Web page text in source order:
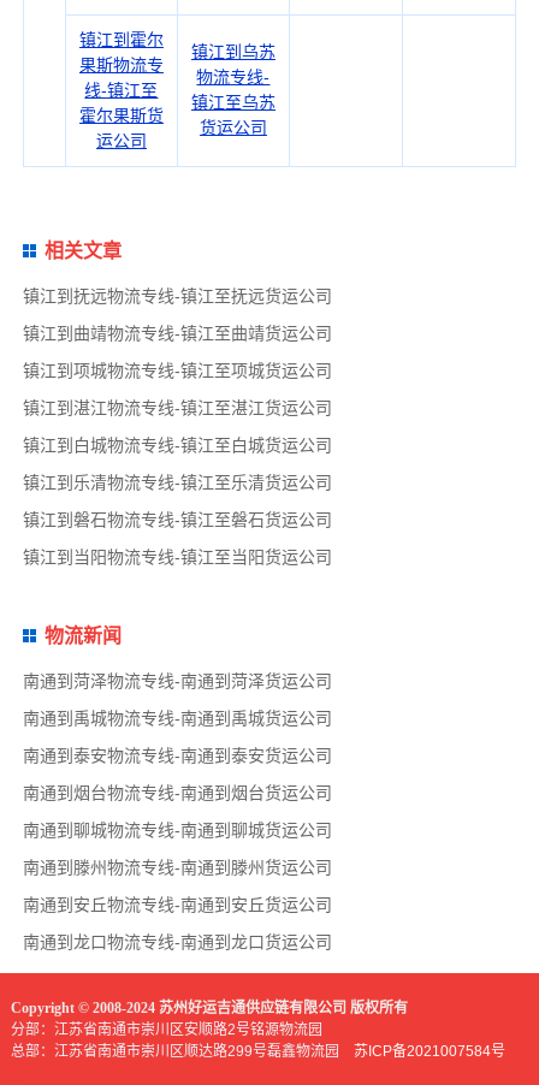
镇江到霍尔
果斯物流专
线-镇江至
霍尔果斯货
运公司
镇江到乌苏
物流专线-
镇江至乌苏
货运公司
相关文章
镇江到抚远物流专线-镇江至抚远货运公司
镇江到曲靖物流专线-镇江至曲靖货运公司
镇江到项城物流专线-镇江至项城货运公司
镇江到湛江物流专线-镇江至湛江货运公司
镇江到白城物流专线-镇江至白城货运公司
镇江到乐清物流专线-镇江至乐清货运公司
镇江到磐石物流专线-镇江至磐石货运公司
镇江到当阳物流专线-镇江至当阳货运公司
物流新闻
南通到菏泽物流专线-南通到菏泽货运公司
南通到禹城物流专线-南通到禹城货运公司
南通到泰安物流专线-南通到泰安货运公司
南通到烟台物流专线-南通到烟台货运公司
南通到聊城物流专线-南通到聊城货运公司
南通到滕州物流专线-南通到滕州货运公司
南通到安丘物流专线-南通到安丘货运公司
南通到龙口物流专线-南通到龙口货运公司
Copyright © 2008-2024 苏州好运吉通供应链有限公司 版权所有
分部：江苏省南通市崇川区安顺路2号铭源物流园
总部：江苏省南通市崇川区顺达路299号磊鑫物流园 苏ICP备2021007584号